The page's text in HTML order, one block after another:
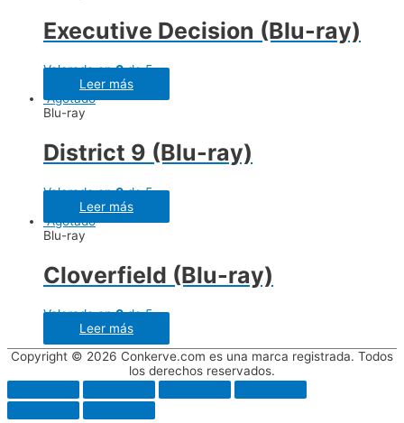
Executive Decision (Blu-ray)
Valorado en0de 5
Leer más
Agotado
Blu-ray
District 9 (Blu-ray)
Valorado en0de 5
Leer más
Agotado
Blu-ray
Cloverfield (Blu-ray)
Valorado en0de 5
Leer más
Copyright © 2026 Conkerve.com es una marca registrada. Todos
los derechos reservados.